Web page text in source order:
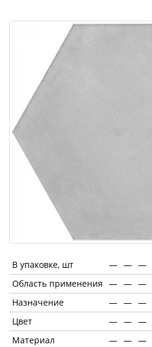
В упаковке, шт — — —
Область применения — — —
Назначение
— — —
Цвет
— — —
Материал
— — —